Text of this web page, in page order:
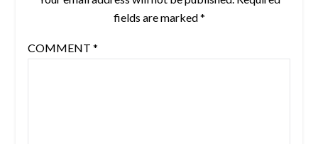
fields are marked*
COMMENT *